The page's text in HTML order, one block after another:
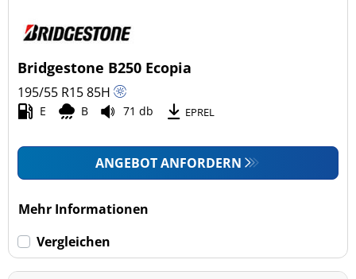
Bridgestone B250 Ecopia
195/55 R1585H
E B 71 db EPREL
ANGEBOT ANFORDERN
Mehr Informationen
Vergleichen